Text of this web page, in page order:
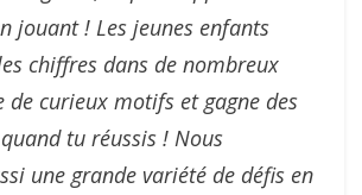
jouant ! Les jeunes enfants
chiffres dans de nombreux
de curieux motifs et gagne des
tu réussis ! Nous
une grande variété de défis en